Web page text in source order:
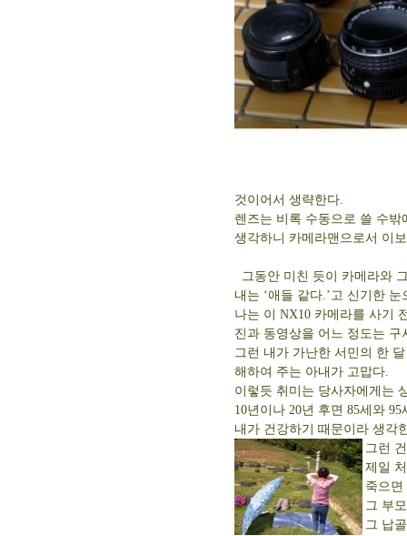
것이어서 생략한다.
렌즈는 비록 수동으로 쓸 수
생각하니 카메라맨으로서 이
그동안 미친 듯이 카메라와
내는 ‘애들 같다.’고 신기한
나는 이 NX10 카메라를 사기
진과 동영상을 어느 정도는
그런 내가 가난한 서민의 한
해하여 주는 아내가 고맙다.
이렇듯 취미는 당사자에게는
10년이나 20년 후면 85세와
내가 건강하기 때문이라 생각
그런
제일
죽으
그 부
그 납